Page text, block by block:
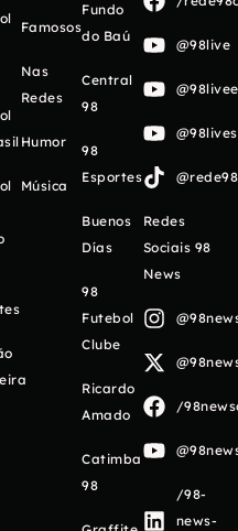
Famosos
Nas
Redes
Humor
Música
Fundo
do Baú
Central
98
98
Esportes
Buenos
Días
98
Futebol
Clube
Ricardo
Amado
Catimba
98
@98live
Redes
Sociais 98
News
/
/98-
news-